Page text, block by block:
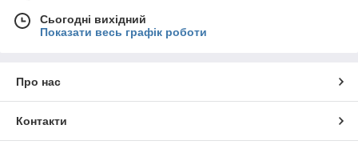
Сьогодні вихідний
Показати весь графік роботи
Про нас
Контакти